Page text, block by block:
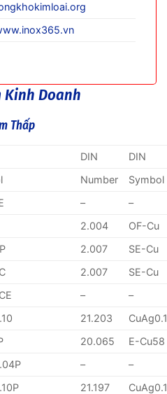
Kinh Doanh
Thấp
DIN
DIN
Number
Symbol
–
–
2.004
OF-Cu
2.007
SE-Cu
2.007
SE-Cu
–
–
21.203
20.065
E-Cu58
–
–
21.197